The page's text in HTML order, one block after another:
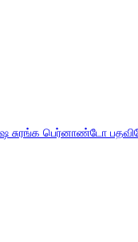
சுரங்க பெர்னாண்டோ